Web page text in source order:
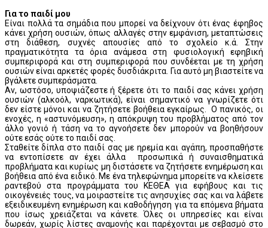
Για το παιδί μου
Είναι πολλά τα σημάδια που μπορεί να δείχνουν ότι ένας έφηβος
κάνει χρήση ουσιών, όπως αλλαγές στην εμφάνιση, μεταπτώσεις
στη διάθεση, συχνές απουσίες από το σχολείο κ.ά. Στην
πραγματικότητα τα όρια ανάμεσα στη φυσιολογική εφηβική
συμπεριφορά και στη συμπεριφορά που συνδέεται με τη χρήση
ουσιών είναι αρκετές φορές δυσδιάκριτα. Για αυτό μη βιαστείτε να
βγάλετε συμπεράσματα.
Αν, ωστόσο, υποψιάζεστε ή ξέρετε ότι το παιδί σας κάνει χρήση
ουσιών (αλκοόλ, ναρκωτικά), είναι σημαντικό να γνωρίζετε ότι
δεν είστε μόνοι και να ζητήσετε βοήθεια εγκαίρως. Ο πανικός, οι
ενοχές, η «αστυνόμευση», η απόκρυψη του προβλήματος από τον
άλλο γονιό ή τάση να το αγνοήσετε δεν μπορούν να βοηθήσουν
ούτε εσάς ούτε το παιδί σας.
Σταθείτε δίπλα στο παιδί σας με ηρεμία και αγάπη, προσπαθήστε
να εντοπίσετε αν έχει άλλα προσωπικά ή συναισθηματικά
προβλήματα και κυρίως μη διστάσετε να ζητήσετε ενημέρωση και
βοήθεια από ένα ειδικό. Με ένα τηλεφώνημα μπορείτε να κλείσετε
ραντεβού στα προγράμματα του ΚΕΘΕΑ για εφήβους και τις
οικογένειές τους, να μοιραστείτε τις ανησυχίες σας και να λάβετε
εξειδικευμένη ενημέρωση και καθοδήγηση για τα επόμενα βήματα
που ίσως χρειάζεται να κάνετε. Όλες οι υπηρεσίες και είναι
δωρεάν, χωρίς λίστες αναμονής και παρέχονται με σεβασμό στο